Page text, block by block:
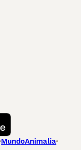
MundoAnimalia